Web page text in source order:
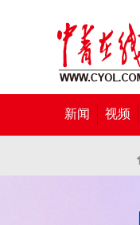
新闻 视频